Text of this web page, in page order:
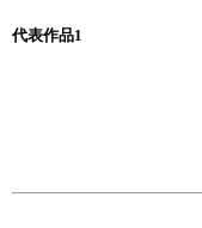
代表作品1